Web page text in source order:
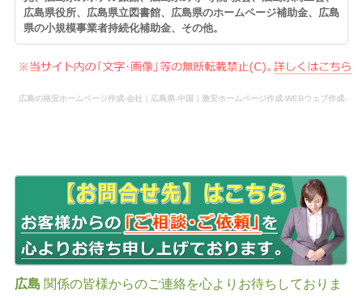
広島県役所、広島県立図書館、広島県のホームページ補助金、広島
県の小規模事業者持続化補助金、その他。
広島の格安ホームページ作成-会社｜広島県-中国｜激安ホームページ作成-WEBウェブ作成-
広島 関係の皆様からのご連絡を心よりお待ちしておりま